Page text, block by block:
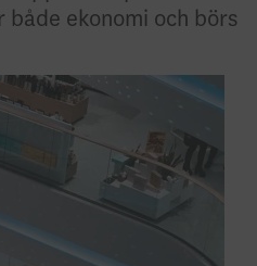
ekonomi och börs